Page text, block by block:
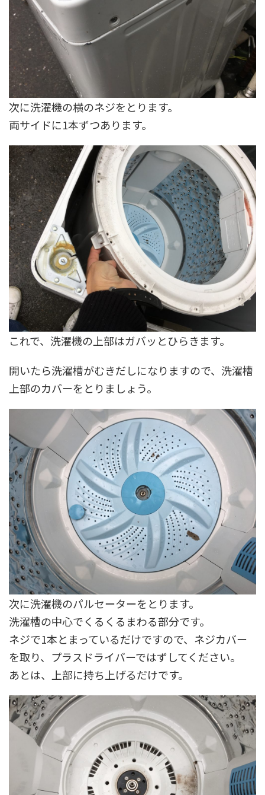
次に洗濯機の横のネジをとります。
両サイドに1本ずつあります。
これで、洗濯機の上部はガバッとひらきます。
開いたら洗濯槽がむきだしになりますので、洗濯槽
上部のカバーをとりましょう。
次に洗濯機のパルセーターをとります。
洗濯槽の中心でくるくるまわる部分です。
ネジで1本とまっているだけですので、ネジカバー
を取り、プラスドライバーではずしてください。
あとは、上部に持ち上げるだけです。